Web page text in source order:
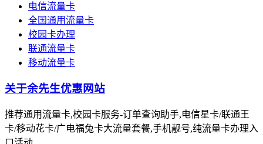
电信流量卡
全国通用流量卡
校园卡办理
联通流量卡
移动流量卡
关于余先生优惠网站
推荐通用流量卡,校园卡服务-订单查询助手,电信星卡/联通王
卡/移动花卡/广电福兔卡大流量套餐,手机靓号,纯流量卡办理入